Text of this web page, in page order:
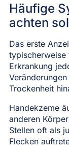
Häufige
achten
Das erste
typischerweise
Erkrankung
Trockenheit
Handekzeme
anderen
Stellen oft als
Flecken